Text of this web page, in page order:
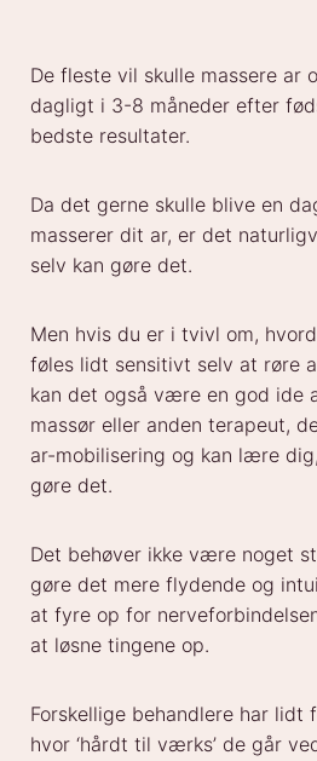
De fleste vil skulle massere ar
dagligt i 3-8 måneder efter
bedste resultater.
Da det gerne skulle blive en
masserer dit ar, er det
selv kan gøre det.
Men hvis du er i tvivl om,
føles lidt sensitivt selv at røre
kan det også være en god ide
massør eller anden terapeut,
ar-mobilisering og kan lære
gøre det.
Det behøver ikke være noget
gøre det mere flydende og
at fyre op for
at løsne tingene op.
Forskellige behandlere har lidt
hvor ‘hårdt til værks’ de går